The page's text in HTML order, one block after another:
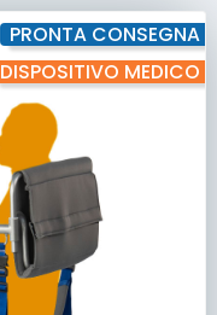
PRONTA CONSEGNA
DISPOSITIVO MEDICO